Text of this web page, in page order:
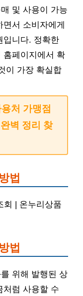
및 사용이 가능
서 소비자에게
입니다. 정확한
홈페이지에서 확
이 가장 확실합
처 가맹점
벽 정리 찾
법
회 | 온누리상품
법
위해 발행된 상
처럼 사용할 수